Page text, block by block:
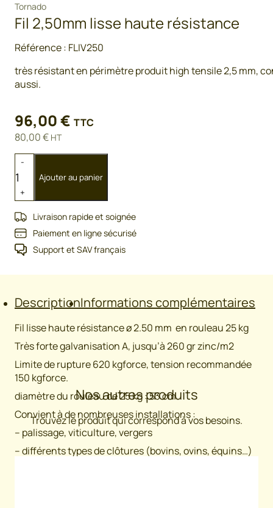
Tornado
Fil 2,50mm lisse haute résistance
Référence : FLIV250
très résistant en périmètre produit high tensile 2,5 mm,
aussi.
96,00€ TTC
80,00€ HT
quantité
de
2,50mm
lisse
haute
résistance
-
+
Ajouter au panier
Livraison rapide et soignée
Paiement en ligne sécurisé
Support et SAV français
DescriptionInformations complémentaires
Fil lisse haute résistance ø 2.50 mm en rouleau 25 kg
Très forte galvanisation A, jusqu’à 260 gr zinc/m2
Limite de rupture 620 kgforce, tension recommandée
150 kgforce.
diamètre du rouleau de 25 kg : 53 cm
Convient à de nombreuses installations :
– palissage, viticulture, vergers
– différents types de clôtures (bovins, ovins, équins…)
Nos autres produits
Trouvez le produit qui correspond à vos besoins.